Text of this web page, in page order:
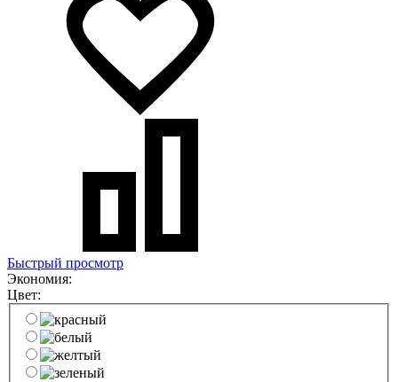
Быстрый просмотр
Экономия:
Цвет: